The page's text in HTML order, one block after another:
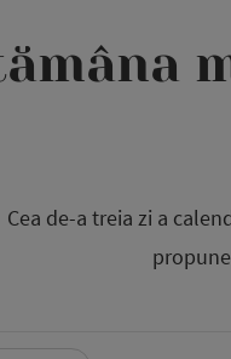
Cea de-a treia zi a